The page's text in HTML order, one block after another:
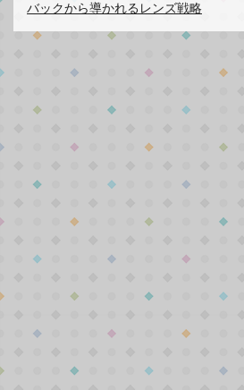
バックから導かれるレンズ戦略